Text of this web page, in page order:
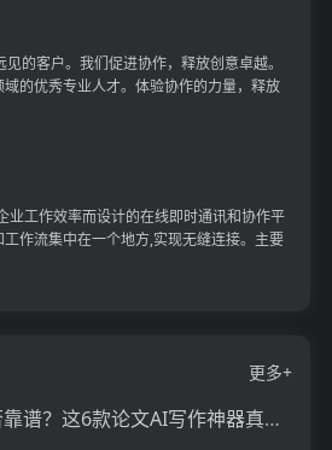
的客户。我们促进协作，释放创意卓越。
的优秀专业人才。体验协作的力量，释放
业工作效率而设计的在线即时通讯和协作平
作流集中在一个地方,实现无缝连接。主要
更多+
AI论文写作是否靠谱？这6款论文AI写作神器真的可以让你效率翻倍